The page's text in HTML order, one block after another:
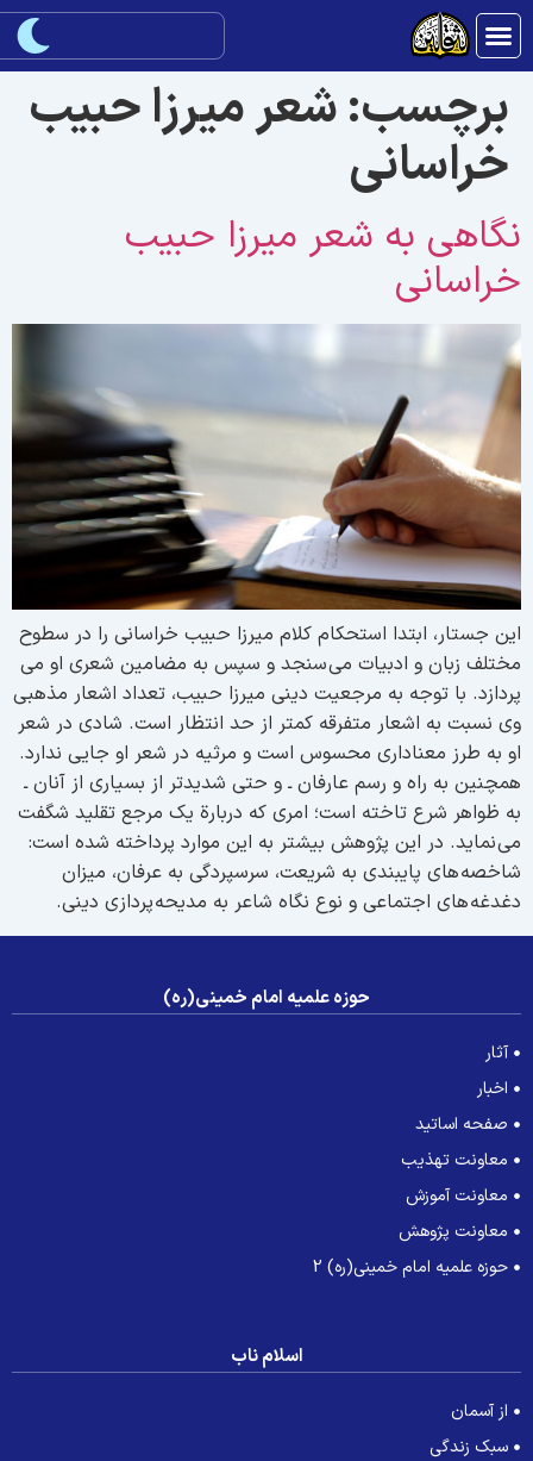
برچسب:شعر ميرزا حبيب
خراسانی
به شعر ميرزا حبيب
جستار، ابتدا استحکام کلام میرزا حبیب خراسانی را در سطوح
زبان و ادبیات می سنجد و سپس به مضامین شعری او می
با توجه به مرجعیت دینی میرزا حبیب، تعداد اشعار مذهبی
نسبت به اشعار متفرقه کمتر از حد انتظار است. شادی در شعر
به طرز معناداری محسوس است و مرثیه در شعر او جایی ندارد.
به راه و رسم عارفان ـ و حتی شدیدتر از بسیاری از آنان ـ
ظواهر شرع تاخته است؛ امری که دربارة یک مرجع تقلید شگفت
نماید. در این پژوهش بیشتر به این موارد پرداخته شده است:
های پایبندی به شریعت، سرسپردگی به عرفان، میزان
های اجتماعی و نوع نگاه شاعر به مدیحه پردازی دینی.
حوزه علمیه امام خمینی(ره)
آثار
اخبار
صفحه اساتید
معاونت تهذیب
معاونت آموزش
معاونت پژوهش
حوزه علمیه امام خمینی(ره) 2
اسلام ناب
از آسمان
سبک زندگی